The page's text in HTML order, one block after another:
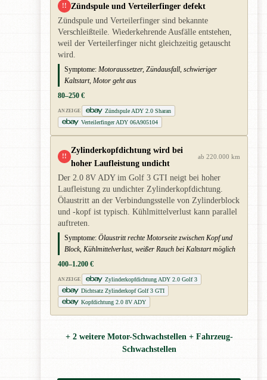
!! Zündspule und Verteilerfinger defekt
Zündspule und Verteilerfinger sind bekannte
Verschleißteile. Wiederkehrende Ausfälle entstehen,
weil der Verteilerfinger nicht gleichzeitig getauscht
wird.
Symptome: Motoraussetzer, Zündausfall, schwieriger
Kaltstart, Motor geht aus
80–250 €
ANZEIGE
Zündspule ADY 2.0 Sharan
Verteilerfinger ADY 06A905104
!!
Zylinderkopfdichtung wird bei
hoher Laufleistung undicht
ab 220.000 km
Der 2.0 8V ADY im Golf 3 GTI neigt bei hoher
Laufleistung zu undichter Zylinderkopfdichtung.
Ölaustritt an der Verbindungsstelle von Zylinderblock
und -kopf ist typisch. Kühlmittelverlust kann parallel
auftreten.
Symptome: Ölaustritt rechte Motorseite zwischen Kopf und
Block, Kühlmittelverlust, weißer Rauch bei Kaltstart möglich
400–1.200 €
ANZEIGE
Zylinderkopfdichtung ADY 2.0 Golf 3
Dichtsatz Zylinderkopf Golf 3 GTI
Kopfdichtung 2.0 8V ADY
+ 2 weitere Motor-Schwachstellen + Fahrzeug-
Schwachstellen